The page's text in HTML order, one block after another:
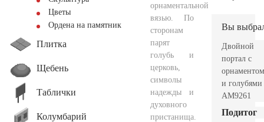
Цветы
Ордена на памятник
Плитка
Щебень
Таблички
Колумбарий
орнаментальной
вязью. По
сторонам
парят
голубь и
церковь,
символы
надежды и
духовного
пристанища.
Вы
Двойной
портал с
орнаментом
и голубями
AM9261
Подитог